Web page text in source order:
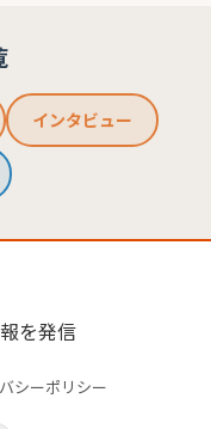
インタビュー
を発信
シーポリシー